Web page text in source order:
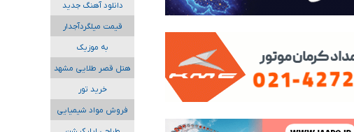
دانلود آهنگ جدید
قیمت میلگردآجدار
به موزیک
هتل قصر طلایی مشهد
خرید تور
فروش مواد شیمیایی